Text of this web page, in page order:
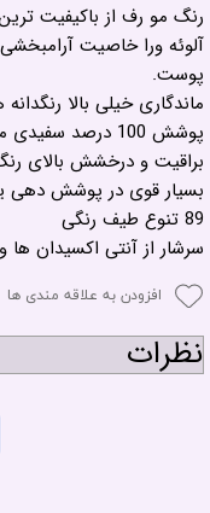
رنگ مو رف از باکیفیت
آلوئه ورا خاصیت
پوست.
ماندگاری خیلی بالا رنگدانه
پوشش 100 درصد سفیدی موها
براقیت و درخشش بالای
بسیار قوی در پوشش دهی
89 تنوع طیف رنگی
سرشار از آنتی اکسیدان
افزودن به علاقه مندی ها
نظرات